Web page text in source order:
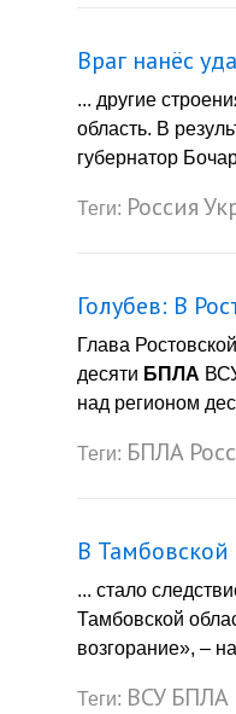
Враг нанёс
... другие
область. В
губернатор
Теги: Россия
Голубев: В
Глава
десяти БПЛА
над регионом
Теги: БПЛА
В Тамбовской
... стало
Тамбовской
возгорание», –
Теги: ВСУ БПЛА